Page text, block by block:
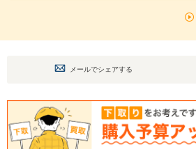
メールでシェアする